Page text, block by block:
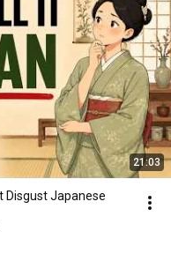
21:03
Disgust Japanese